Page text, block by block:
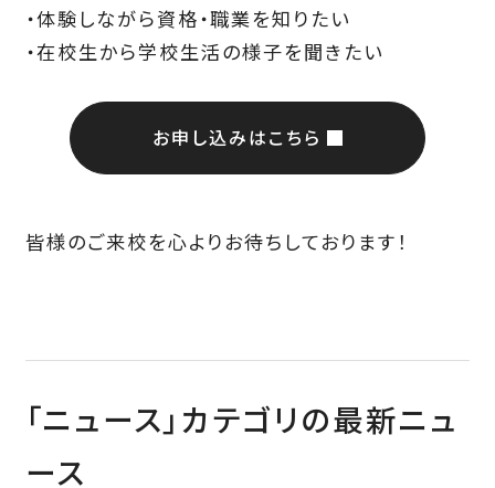
・体験しながら資格・職業を知りたい
・在校生から学校生活の様子を聞きたい
お申し込みはこちら
皆様のご来校を心よりお待ちしております！
「ニュース」カテゴリの最新ニュ
ース